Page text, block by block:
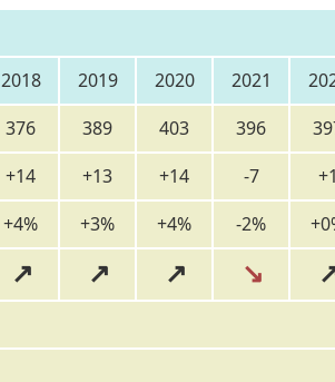
2018 2019 2020 2021
376 389 403 396
+14 +13 +14 -7 +1
+4% +3% +4% -2%
↗ ↗ ↗ ↘